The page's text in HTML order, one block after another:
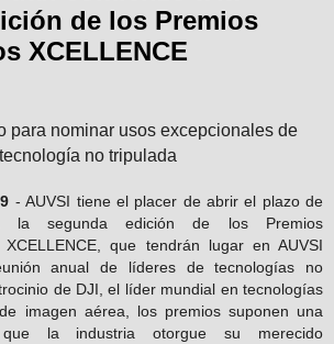
de los Premios
XCELLENCE
para nominar usos excepcionales de
tecnología no tripulada
- AUVSI tiene el placer de abrir el plazo de
la segunda edición de los Premios
XCELLENCE, que tendrán lugar en AUVSI
anual de líderes de tecnologías no
de DJI, el líder mundial en tecnologías
imagen aérea, los premios suponen una
que la industria otorgue su merecido